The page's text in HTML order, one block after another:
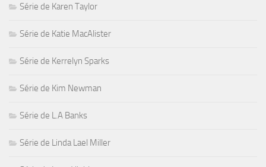
Série de Karen Taylor
Série de Katie MacAlister
Série de Kerrelyn Sparks
Série de Kim Newman
Série de L.A Banks
Série de Linda Lael Miller